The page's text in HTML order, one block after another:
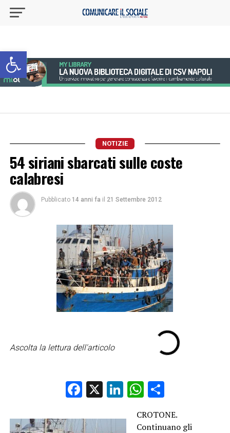
Apri la barra degli strumenti
NOTIZIE
54 siriani sbarcati sulle coste
calabresi
Pubblicato 14 anni fa il 21 Settembre 2012
Ascolta la lettura dell'articolo
Facebook
X LinkedIn
WhatsApp
Condividi
CROTONE.
Continuano gli